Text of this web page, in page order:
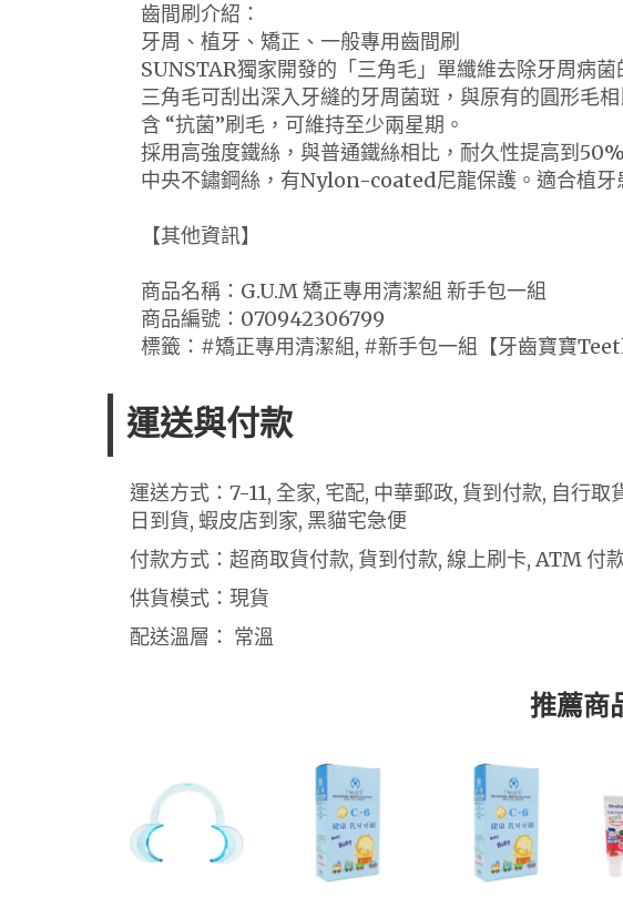
齒間刷介紹：
牙周、植牙、矯正、一般專用齒間刷
SUNSTAR獨家開發的「三角毛」單纖維去除牙周病
三角毛可刮出深入牙縫的牙周菌斑，與原有的圓形毛
含 “抗菌”刷毛，可維持至少兩星期。
採用高強度鐵絲，與普通鐵絲相比，耐久性提高到50%
中央不鏽鋼絲，有Nylon-coated尼龍保護。適合植牙
【其他資訊】
商品名稱：G.U.M 矯正專用清潔組 新手包一組
商品編號：070942306799
標籤：#矯正專用清潔組, #新手包一組【牙齒寶寶
運送與付款
運送方式：7-11, 全家, 宅配, 中華郵政, 貨到付款, 自行
日到貨, 蝦皮店到家, 黑貓宅急便
付款方式：超商取貨付款, 貨到付款, 線上刷卡, ATM 付
供貨模式：現貨
配送溫層： 常溫
推薦商